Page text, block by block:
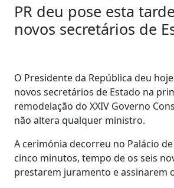
PR deu pose esta
novos secretários de
O Presidente da República deu
novos secretários de Estado na
remodelação do XXIV Governo
não altera qualquer ministro.
A cerimónia decorreu no Palácio
cinco minutos, tempo de os seis
prestarem juramento e assinarem